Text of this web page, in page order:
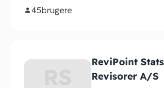
45brugere
ReviPoint
Revisorer A/S